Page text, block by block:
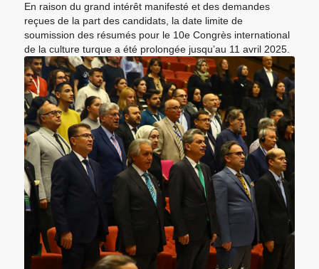
En raison du grand intérêt manifesté et des demandes
reçues de la part des candidats, la date limite de
soumission des résumés pour le 10e Congrès international
de la culture turque a été prolongée jusqu’au 11 avril 2025.